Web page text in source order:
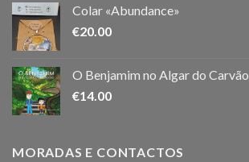
Colar «Abundance»
€20.00
O Benjamim no Algar do Carvão
€14.00
MORADAS E CONTACTOS